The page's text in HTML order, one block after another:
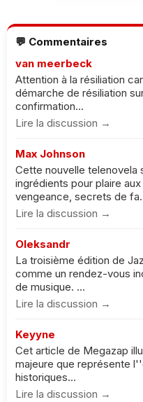
💬 Commentaires
van meerbeck
Attention à la résiliation
démarche de résiliation
confirmation...
Lire la discussion →
Max Johnson
Cette nouvelle telenovela
ingrédients pour plaire
vengeance, secrets de
Lire la discussion →
Oleksandr
La troisième édition de
comme un rendez-vous
de musique. ...
Lire la discussion →
Keyyne
Cet article de Megazap
majeure que représente
historiques...
Lire la discussion →